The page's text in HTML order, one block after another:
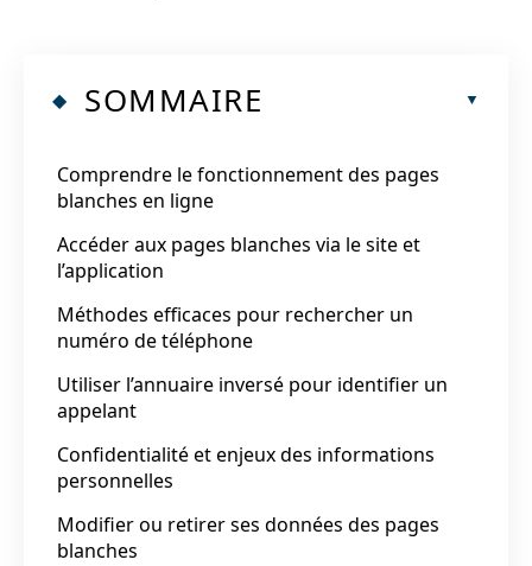
SOMMAIRE
Comprendre le fonctionnement des pages
blanches en ligne
Accéder aux pages blanches via le site et
l’application
Méthodes efficaces pour rechercher un
numéro de téléphone
Utiliser l’annuaire inversé pour identifier un
appelant
Confidentialité et enjeux des informations
personnelles
Modifier ou retirer ses données des pages
blanches